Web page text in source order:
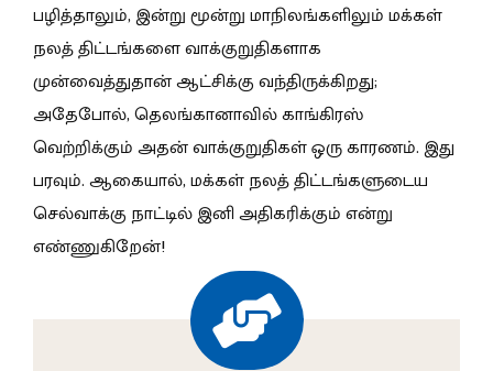
பழித்தாலும், இன்று மூன்று மாநிலங்களிலும் மக்கள்
நலத் திட்டங்களை வாக்குறுதிகளாக
முன்வைத்துதான் ஆட்சிக்கு வந்திருக்கிறது;
அதேபோல், தெலங்கானாவில் காங்கிரஸ்
வெற்றிக்கும் அதன் வாக்குறுதிகள் ஒரு காரணம். இது
பரவும். ஆகையால், மக்கள் நலத் திட்டங்களுடைய
செல்வாக்கு நாட்டில் இனி அதிகரிக்கும் என்று
எண்ணுகிறேன்!